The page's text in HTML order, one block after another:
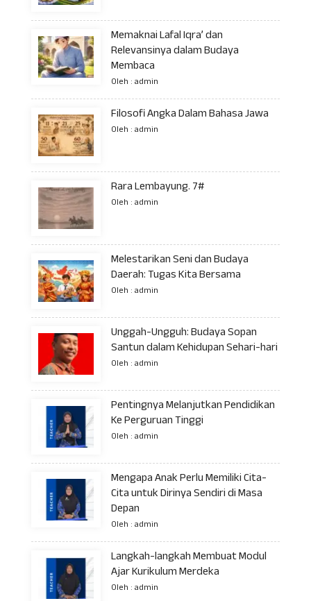
Memaknai Lafal Iqra’ dan
Relevansinya dalam Budaya
Membaca
Oleh : admin
Filosofi Angka Dalam Bahasa Jawa
Oleh : admin
Rara Lembayung. 7#
Oleh : admin
Melestarikan Seni dan Budaya
Daerah: Tugas Kita Bersama
Oleh : admin
Unggah-Ungguh: Budaya Sopan
Santun dalam Kehidupan Sehari-hari
Oleh : admin
Pentingnya Melanjutkan Pendidikan
Ke Perguruan Tinggi
Oleh : admin
Mengapa Anak Perlu Memiliki Cita-
Cita untuk Dirinya Sendiri di Masa
Depan
Oleh : admin
Langkah-langkah Membuat Modul
Ajar Kurikulum Merdeka
Oleh : admin